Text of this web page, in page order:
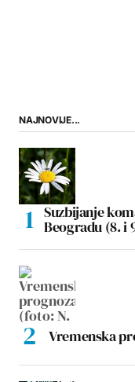
NAJNOVIJE...
Suzbijanje
Beogradu (8. i
Vremenska